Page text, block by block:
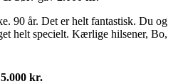
90 år. Det er helt fantastisk. Du og
helt specielt. Kærlige hilsener, Bo,
5.000 kr.